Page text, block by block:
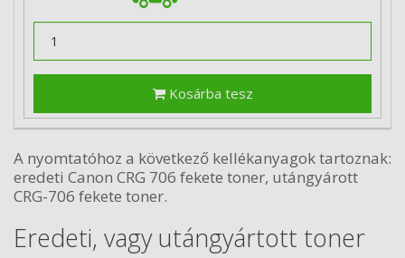
Kosárba tesz
A nyomtatóhoz a következő kellékanyagok tartoznak:
eredeti Canon CRG 706 fekete toner, utángyárott
CRG-706 fekete toner.
Eredeti, vagy utángyártott toner